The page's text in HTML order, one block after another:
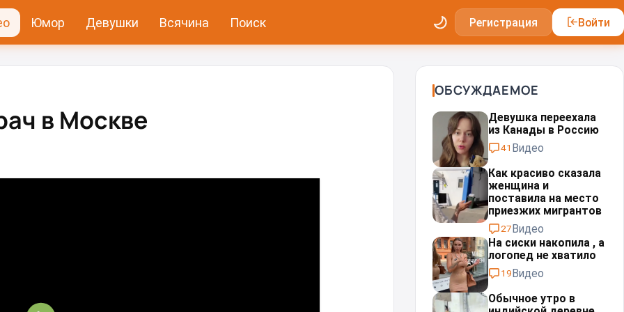
Юмор Девушки Всячина Поиск Регистрация Войти
в Москве
ОБСУЖДАЕМОЕ
Девушка переехала
из Канады в Россию
41 Видео
Как красиво сказала
женщина и
поставила на место
приезжих мигрантов⁠⁠
27Видео
На сиски накопила , а
логопед не хватило
19Видео
Обычное утро в